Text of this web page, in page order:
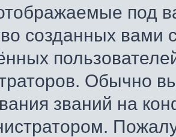
под
созданных
Обычно
званий на